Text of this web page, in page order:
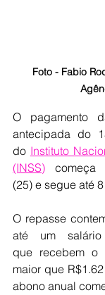
Foto - Fabio
O pagamento
antecipada do
do Instituto
(INSS) começa
(25) e segue até
O repasse
até um
que recebem
maior que
abono anual